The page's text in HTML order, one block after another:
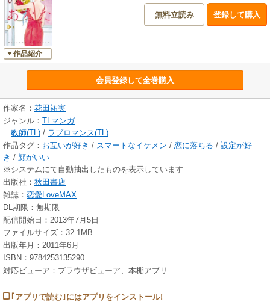
作品紹介
無料立読み 登録して購入
会員登録して全巻購入
作家名： 花田祐実
ジャンル： TLマンガ
教師(TL) / ラブロマンス(TL)
作品タグ： お互いが好き / スマートなイケメン / 恋に落ちる / 設定が好
き / 顔がいい
※システムにて自動抽出したものを表示しています
出版社： 秋田書店
雑誌： 恋愛LoveMAX
DL期限：無期限
配信開始日：2013年7月5日
ファイルサイズ：32.1MB
出版年月：2011年6月
ISBN：9784253135290
対応ビューア：ブラウザビューア、本棚アプリ
｢アプリで読む｣にはアプリをインストール!